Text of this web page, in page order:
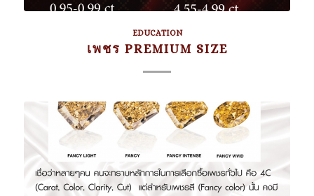
EDUCATION
เพชร PREMIUM SIZE